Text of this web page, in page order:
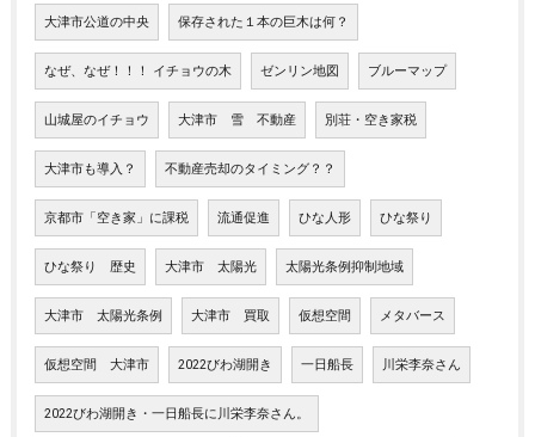
大津市公道の中央 保存された１本の巨木は何？
なぜ、なぜ！！！ イチョウの木 ゼンリン地図 ブルーマップ
山城屋のイチョウ 大津市 雪 不動産 別荘・空き家税
大津市も導入？ 不動産売却のタイミング？？
京都市「空き家」に課税 流通促進 ひな人形 ひな祭り
ひな祭り 歴史 大津市 太陽光 太陽光条例抑制地域
大津市 太陽光条例 大津市 買取 仮想空間 メタバース
仮想空間 大津市 2022びわ湖開き 一日船長 川栄李奈さん
2022びわ湖開き・一日船長に川栄李奈さん。